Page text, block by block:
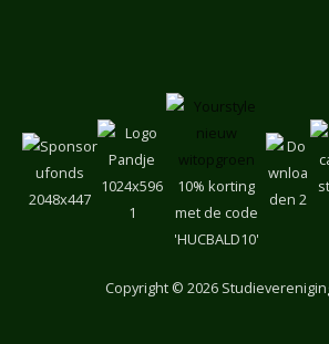
10% korting
met de code
'HUCBALD10'
Copyright© 2026